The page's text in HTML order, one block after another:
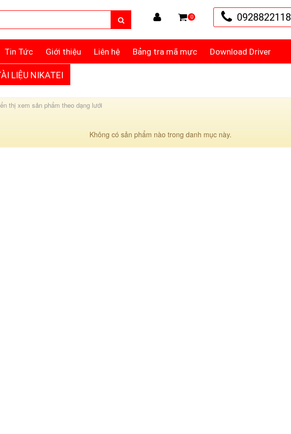
0 0928822118
Tin Tức Giới thiệu Liên hệ Bảng tra mã mực Download Driver
LIỆU NIKATEI
thị xem sản phẩm theo dạng lưới
Không có sản phẩm nào trong danh mục này.